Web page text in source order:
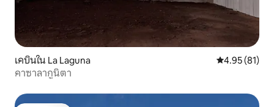
เคบินใน La Laguna คะแนนเฉลี่ย
4.95 (81)
คาซาลากูนิตา